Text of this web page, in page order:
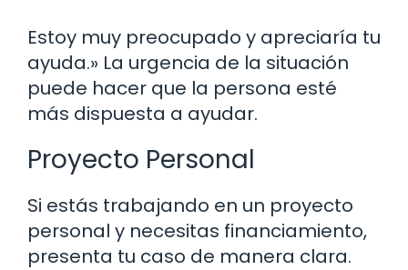
Estoy muy preocupado y apreciaría tu
ayuda.» La urgencia de la situación
puede hacer que la persona esté
más dispuesta a ayudar.
Proyecto Personal
Si estás trabajando en un proyecto
personal y necesitas financiamiento,
presenta tu caso de manera clara.